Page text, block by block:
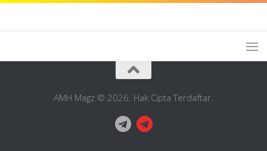
AMH Magz © 2026. Hak Cipta Terdaftar.